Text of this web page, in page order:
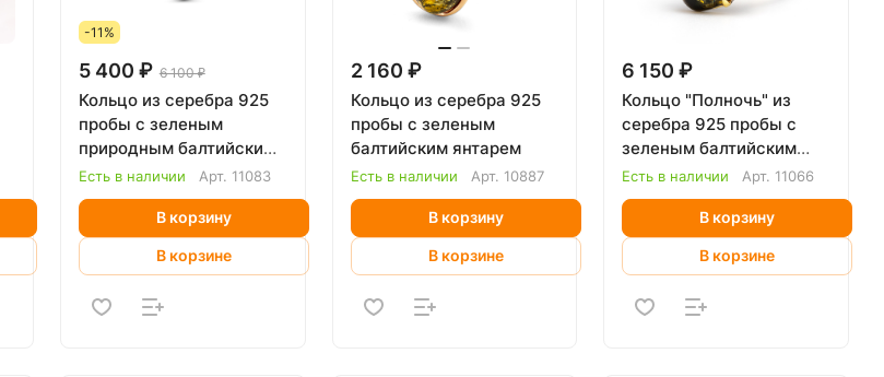
-11%
5 400 ₽ 6 100 ₽
Кольцо из серебра 925
пробы с зеленым
природным балтийским
янтарем
Есть в наличии Арт. 11083
В корзину
В корзине
2 160 ₽
Кольцо из серебра 925
пробы с зеленым
балтийским янтарем
Есть в наличии Арт. 10887
В корзину
В корзине
6 150 ₽
Кольцо "Полночь" из
серебра 925 пробы с
зеленым балтийским
янтарем
Есть в наличии Арт. 11066
В корзину
В корзине